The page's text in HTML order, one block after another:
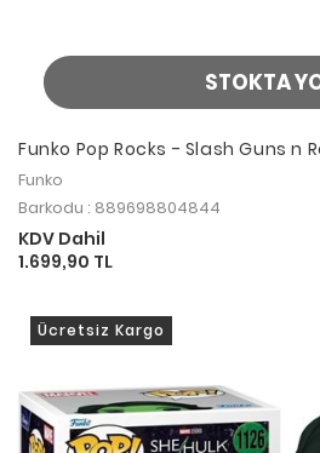
STOKTA
Funko Pop Rocks - Slash Guns n
Funko
Barkodu : 889698804844
KDV Dahil
1.699,90 TL
Ücretsiz Kargo